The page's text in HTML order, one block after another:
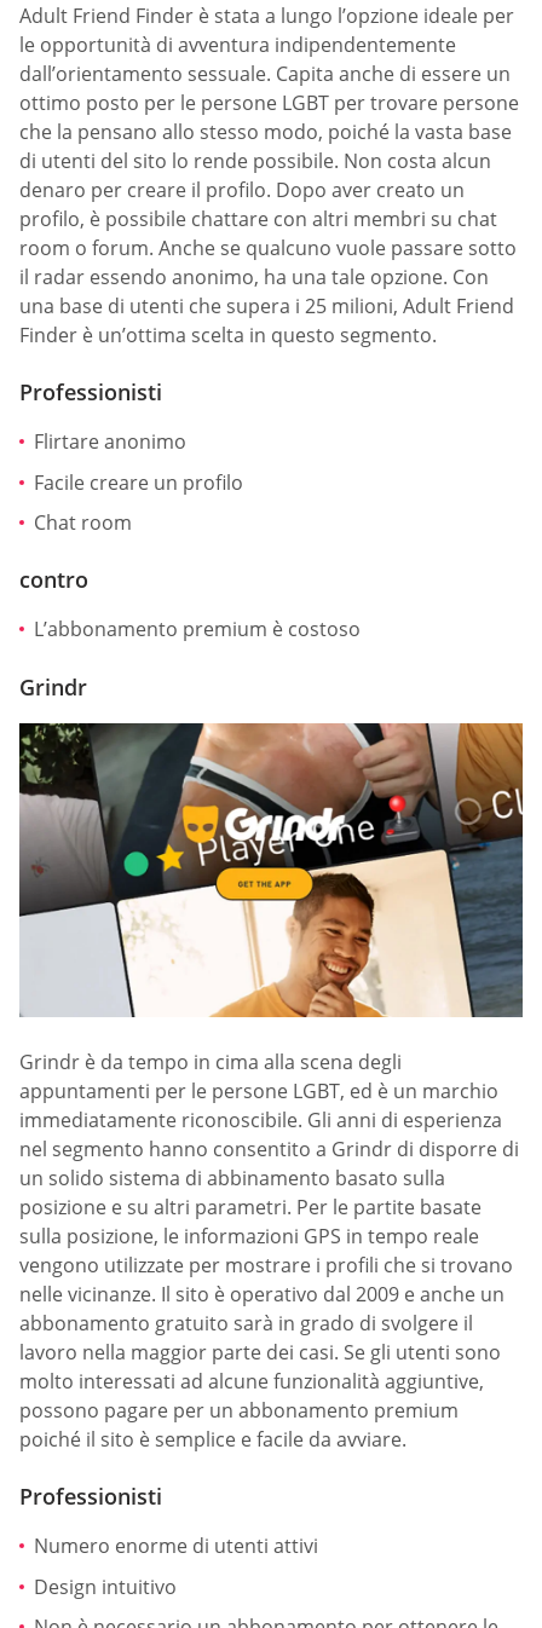
Adult Friend Finder è stata a lungo l’opzione ideale per
le opportunità di avventura indipendentemente
dall’orientamento sessuale. Capita anche di essere un
ottimo posto per le persone LGBT per trovare persone
che la pensano allo stesso modo, poiché la vasta base
di utenti del sito lo rende possibile. Non costa alcun
denaro per creare il profilo. Dopo aver creato un
profilo, è possibile chattare con altri membri su chat
room o forum. Anche se qualcuno vuole passare sotto
il radar essendo anonimo, ha una tale opzione. Con
una base di utenti che supera i 25 milioni, Adult Friend
Finder è un’ottima scelta in questo segmento.
Professionisti
Flirtare anonimo
Facile creare un profilo
Chat room
contro
L’abbonamento premium è costoso
Grindr
Grindr è da tempo in cima alla scena degli
appuntamenti per le persone LGBT, ed è un marchio
immediatamente riconoscibile. Gli anni di esperienza
nel segmento hanno consentito a Grindr di disporre di
un solido sistema di abbinamento basato sulla
posizione e su altri parametri. Per le partite basate
sulla posizione, le informazioni GPS in tempo reale
vengono utilizzate per mostrare i profili che si trovano
nelle vicinanze. Il sito è operativo dal 2009 e anche un
abbonamento gratuito sarà in grado di svolgere il
lavoro nella maggior parte dei casi. Se gli utenti sono
molto interessati ad alcune funzionalità aggiuntive,
possono pagare per un abbonamento premium
poiché il sito è semplice e facile da avviare.
Professionisti
Numero enorme di utenti attivi
Design intuitivo